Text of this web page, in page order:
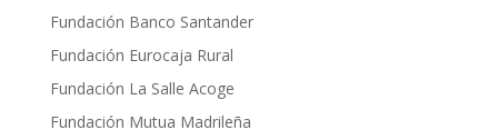
Fundación Banco Santander
Fundación Eurocaja Rural
Fundación La Salle Acoge
Fundación Mutua Madrileña